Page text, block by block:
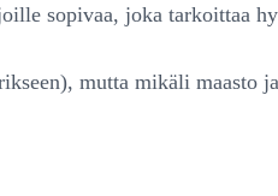
sopivaa, joka tarkoittaa
mutta mikäli maasto